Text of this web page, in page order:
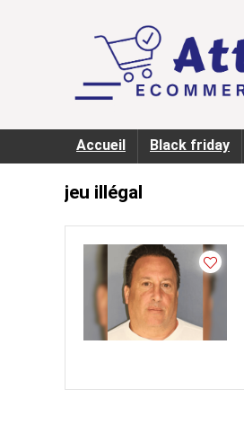
Accueil Black friday
jeu illégal